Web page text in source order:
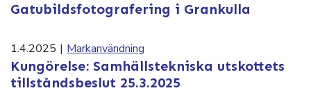
Gatubildsfotografering i Grankulla
1.4.2025 | Markanvändning
Kungörelse: Samhällstekniska utskottets
tillståndsbeslut 25.3.2025